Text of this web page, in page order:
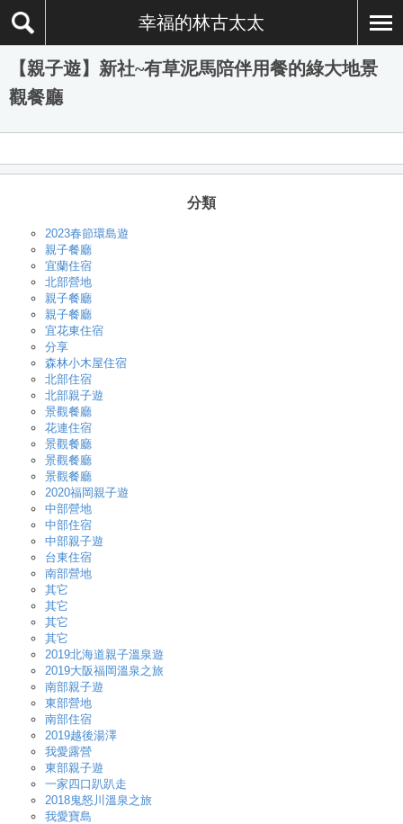
幸福的林古太太
【親子遊】新社~有草泥馬陪伴用餐的綠大地景
觀餐廳
分類
2023春節環島遊
親子餐廳
宜蘭住宿
北部營地
親子餐廳
親子餐廳
宜花東住宿
分享
森林小木屋住宿
北部住宿
北部親子遊
景觀餐廳
花連住宿
景觀餐廳
景觀餐廳
景觀餐廳
2020福岡親子遊
中部營地
中部住宿
中部親子遊
台東住宿
南部營地
其它
其它
其它
其它
2019北海道親子溫泉遊
2019大阪福岡溫泉之旅
南部親子遊
東部營地
南部住宿
2019越後湯澤
我愛露營
東部親子遊
一家四口趴趴走
2018鬼怒川溫泉之旅
我愛寶島